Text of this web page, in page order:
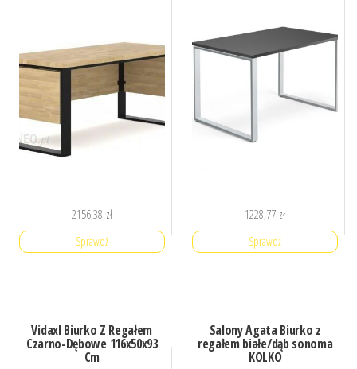
2156,38 zł
Sprawdź
1228,77 zł
Sprawdź
Vidaxl Biurko Z Regałem
Czarno-Dębowe 116x50x93
Cm
Salony Agata Biurko z
regałem białe/dąb sonoma
KOLKO